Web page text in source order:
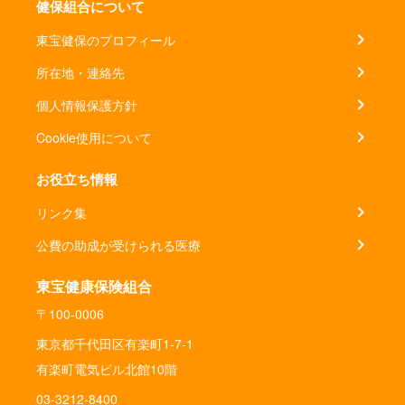
健保組合について
東宝健保のプロフィール
所在地・連絡先
個人情報保護方針
Cookie使用について
お役立ち情報
リンク集
公費の助成が受けられる医療
東宝健康保険組合
〒100-0006
東京都千代田区有楽町1-7-1
有楽町電気ビル北館10階
03-3212-8400